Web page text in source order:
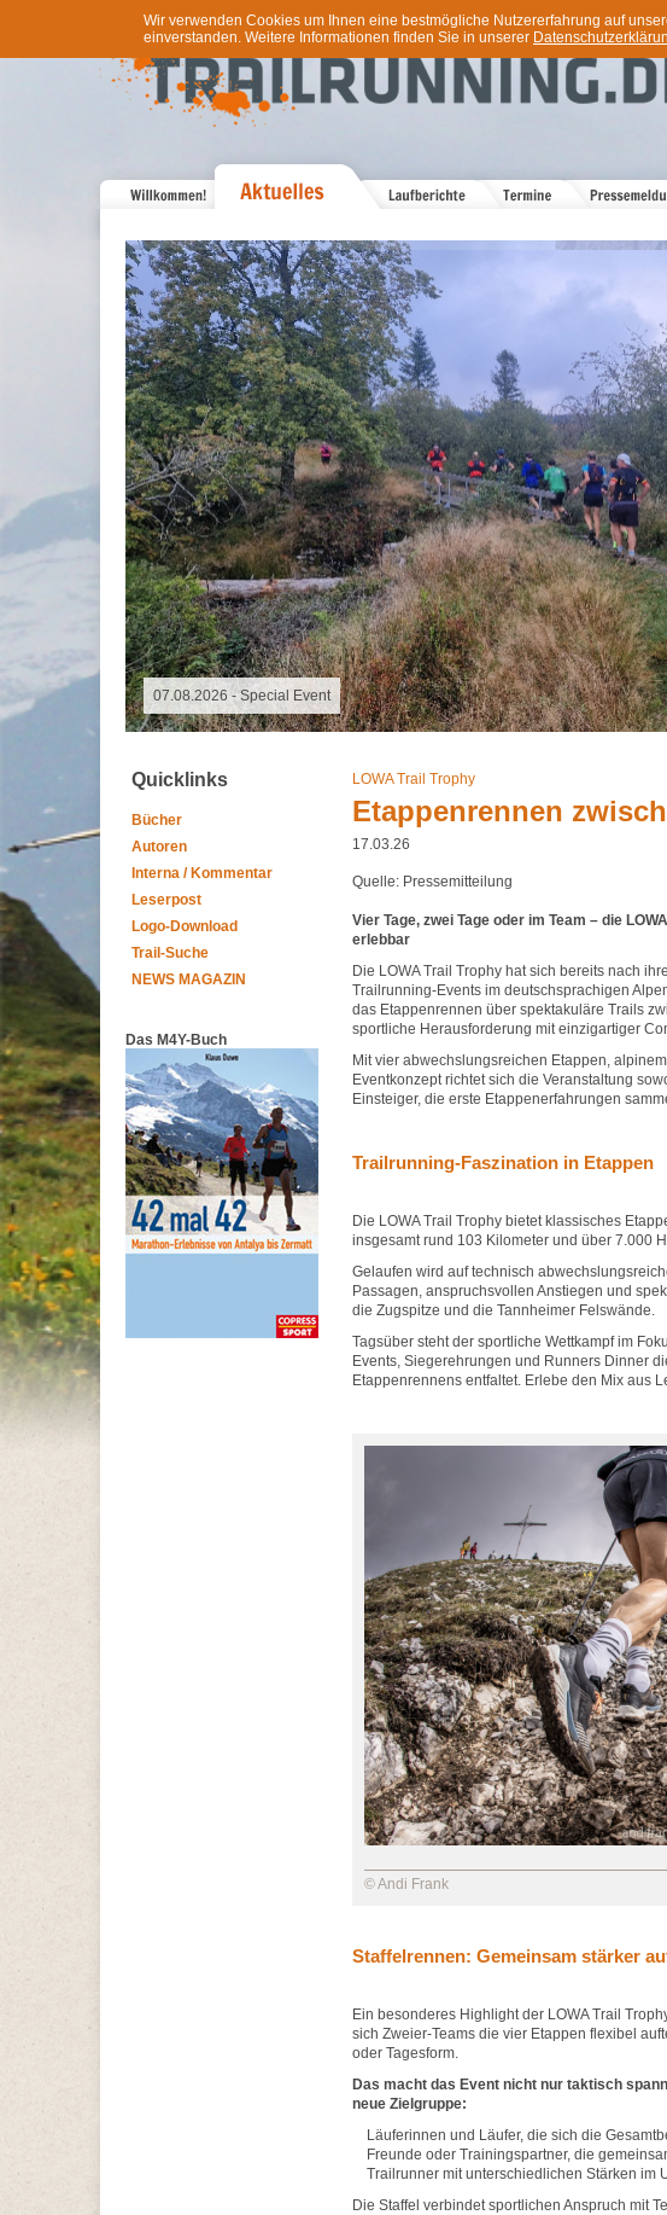
Wir verwenden Cookies um Ihnen eine bestmögliche Nutzererfahrung auf
einverstanden. Weitere Informationen finden Sie in unserer
07.08.2026 -
Quicklinks
Bücher
Autoren
Interna / Kommentar
Leserpost
Logo-Download
Trail-Suche
NEWS MAGAZIN
Das M4Y-Buch
LOWA Trail Trophy
Etappenrennen
17.03.26
Quelle: Pressemitteilung
Vier Tage, zwei Tage oder im Team – die
erlebbar
Die LOWA Trail Trophy hat sich bereits nach
Trailrunning-Events im deutschsprachigen
das Etappenrennen über spektakuläre Trails
sportliche Herausforderung mit einzigartiger
Mit vier abwechslungsreichen Etappen,
Eventkonzept richtet sich die Veranstaltung
Einsteiger, die erste Etappenerfahrungen
Trailrunning-Faszination in Etappen
Die LOWA Trail Trophy bietet klassisches
insgesamt rund 103 Kilometer und über 7.000
Gelaufen wird auf technisch
Passagen, anspruchsvollen Anstiegen und
die Zugspitze und die Tannheimer Felswände.
Tagsüber steht der sportliche Wettkampf im
Events, Siegerehrungen und Runners Dinner
Etappenrennens entfaltet. Erlebe den Mix aus
© Andi Frank
Staffelrennen: Gemeinsam stärker
Ein besonderes Highlight der LOWA Trail
sich Zweier-Teams die vier Etappen flexibel
oder Tagesform.
Das macht das Event nicht nur taktisch
neue Zielgruppe:
Läuferinnen und Läufer, die sich die
Freunde oder Trainingspartner, die
Trailrunner mit unterschiedlichen Stärken im
Die Staffel verbindet sportlichen Anspruch mit